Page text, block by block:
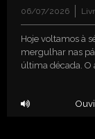
06/07/2026
Hoje voltamos à
mergulhar nas
última década. O